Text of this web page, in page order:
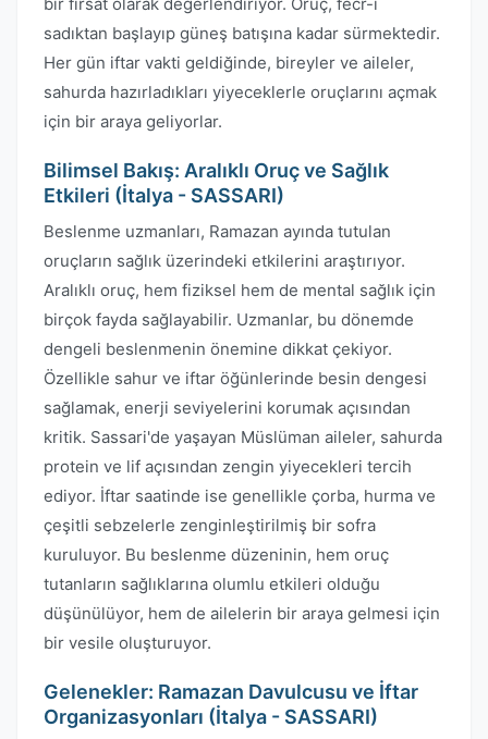
sadıktan başlayıp güneş batışına kadar sürmektedir.
Her gün iftar vakti geldiğinde, bireyler ve aileler,
sahurda hazırladıkları yiyeceklerle oruçlarını açmak
için bir araya geliyorlar.
Bilimsel Bakış: Aralıklı Oruç ve Sağlık
Etkileri (İtalya - SASSARI)
Beslenme uzmanları, Ramazan ayında tutulan
oruçların sağlık üzerindeki etkilerini araştırıyor.
Aralıklı oruç, hem fiziksel hem de mental sağlık için
birçok fayda sağlayabilir. Uzmanlar, bu dönemde
dengeli beslenmenin önemine dikkat çekiyor.
Özellikle sahur ve iftar öğünlerinde besin dengesi
sağlamak, enerji seviyelerini korumak açısından
kritik. Sassari'de yaşayan Müslüman aileler, sahurda
protein ve lif açısından zengin yiyecekleri tercih
ediyor. İftar saatinde ise genellikle çorba, hurma ve
çeşitli sebzelerle zenginleştirilmiş bir sofra
kuruluyor. Bu beslenme düzeninin, hem oruç
tutanların sağlıklarına olumlu etkileri olduğu
düşünülüyor, hem de ailelerin bir araya gelmesi için
bir vesile oluşturuyor.
Gelenekler: Ramazan Davulcusu ve İftar
Organizasyonları (İtalya - SASSARI)